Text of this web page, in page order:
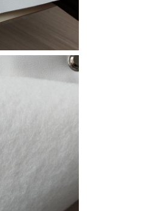
≥10000